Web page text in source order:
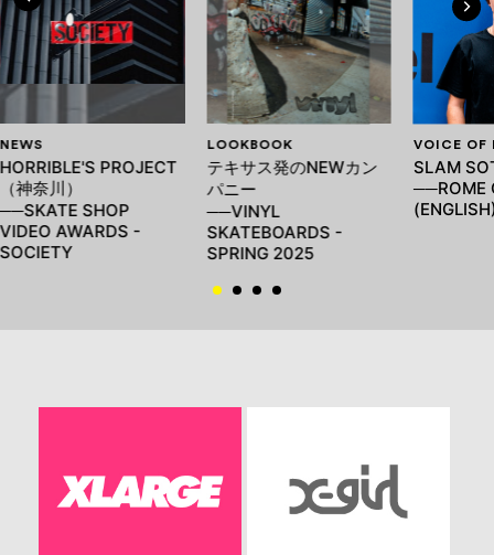
NEWS
HORRIBLE'S PROJECT
（神奈川）
──SKATE SHOP
VIDEO AWARDS -
SOCIETY
LOOKBOOK
テキサス発のNEWカン
パニー
──VINYL
SKATEBOARDS -
SPRING 2025
VOICE OF
SLAM
──ROME